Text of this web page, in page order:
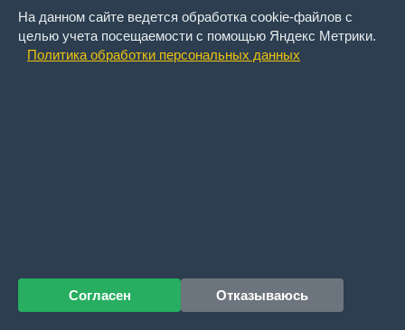
(руководитель территориального (руководитель
территориального
органа безопасности) органа Росгвардии)
(наименование объекта (территории)
_________________________________
На данном сайте ведется обработка cookie-файлов с
целью учета посещаемости с помощью Яндекс Метрики.
Политика обработки персональных данных
Согласен Отказываюсь